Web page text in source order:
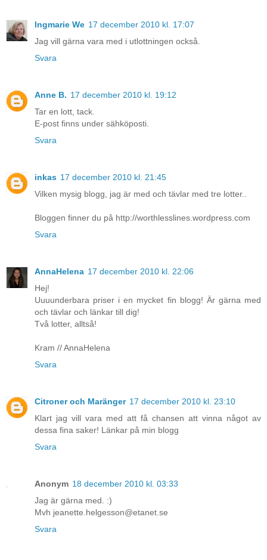
Ingmarie We 17 december 2010 kl. 17:07
Jag vill gärna vara med i utlottningen också.
Svara
Anne B. 17 december 2010 kl. 19:12
Tar en lott, tack.
E-post finns under sähköposti.
Svara
inkas 17 december 2010 kl. 21:45
Vilken mysig blogg, jag är med och tävlar med tre lotter..
Bloggen finner du på http://worthlesslines.wordpress.com
Svara
AnnaHelena 17 december 2010 kl. 22:06
Hej!
Uuuunderbara priser i en mycket fin blogg! Är gärna med
och tävlar och länkar till dig!
Två lotter, alltså!
Kram // AnnaHelena
Svara
Citroner och Maränger 17 december 2010 kl. 23:10
Klart jag vill vara med att få chansen att vinna något av
dessa fina saker! Länkar på min blogg
Svara
Anonym 18 december 2010 kl. 03:33
Jag är gärna med. :)
Mvh jeanette.helgesson@etanet.se
Svara